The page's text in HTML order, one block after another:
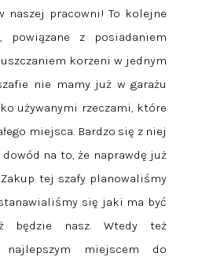
naszej pracowni! To kolejne
powiązane z posiadaniem
korzeni w jednym
nie mamy już w garażu
używanymi rzeczami, które
miejsca. Bardzo się z niej
na to, że naprawdę już
tej szafy planowaliśmy
się jaki ma być
nasz. Wtedy też
miejscem do